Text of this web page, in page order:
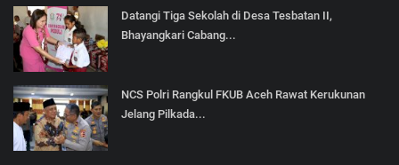
Datangi Tiga Sekolah di Desa Tesbatan II,
Bhayangkari Cabang...
NCS Polri Rangkul FKUB Aceh Rawat Kerukunan
Jelang Pilkada...